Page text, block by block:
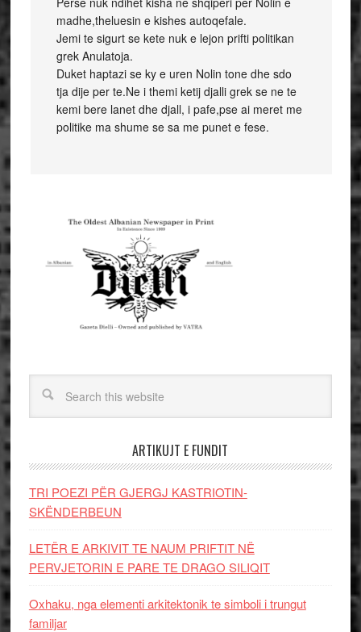
madhe,theluesin e kishes autoqefale.
Jemi te sigurt se kete nuk e lejon prifti politikan
grek Anulatoja.
Duket haptazi se ky e uren Nolin tone dhe sdo
tja dije per te.Ne i themi ketij djalli grek se ne te
kemi bere lanet dhe djall, i pafe,pse ai meret me
politike ma shume se sa me punet e fese.
ARTIKUJT E FUNDIT
TRI POEZI PËR GJERGJ KASTRIOTIN-
SKËNDERBEUN
LETËR E ARKIVIT TE NAUM PRIFTIT NË
PERVJETORIN E PARE TE DRAGO SILIQIT
Oxhaku, nga elementi arkitektonik te simboli i trungut
familjar